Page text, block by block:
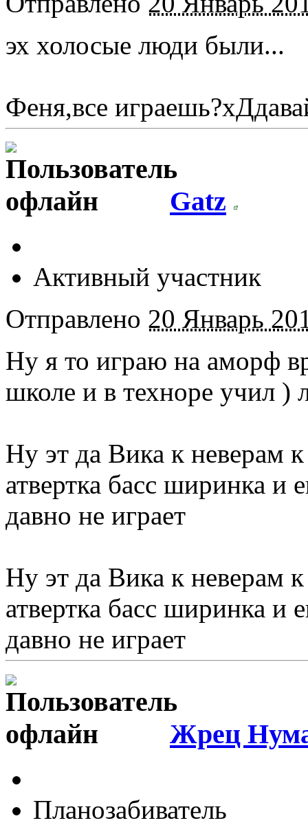
эх холосые люди были...
Феня,все
Gatz
Активный участник
Отправлено 20 Январь
Ну я то играю на аморф
школе и в техноре учил )
Ну эт да Вика к неверам
атвертка басс ширинка и
давно не играет
Ну эт да Вика к неверам
атвертка басс ширинка и
давно не играет
Жрец
Планозабиватель